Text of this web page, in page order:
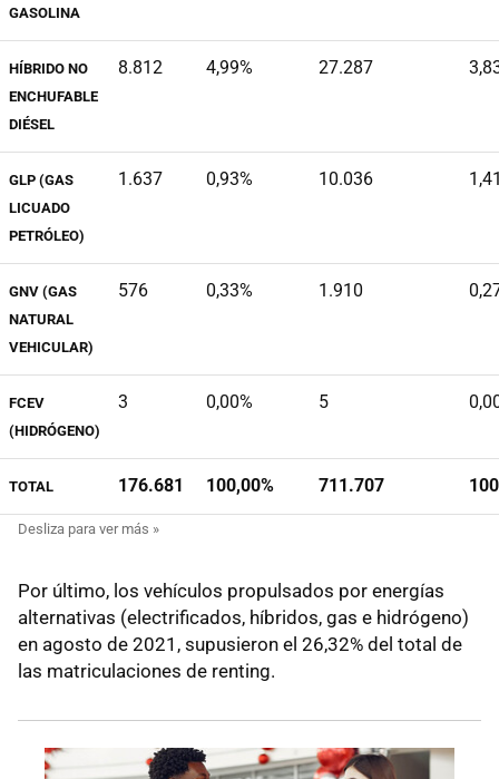
GASOLINA
HÍBRIDO NO
ENCHUFABLE
DIÉSEL
8.812 4,99% 27.287
GLP (GAS
LICUADO
PETRÓLEO)
1.637 0,93% 10.036
GNV (GAS
NATURAL
VEHICULAR)
576 0,33% 1.910
FCEV
(HIDRÓGENO)
3 0,00% 5
TOTAL 176.681 100,00% 711.707
Por último, los vehículos propulsados por energías
alternativas (electrificados, híbridos, gas e hidrógeno)
en agosto de 2021, supusieron el 26,32% del total de
las matriculaciones de renting.